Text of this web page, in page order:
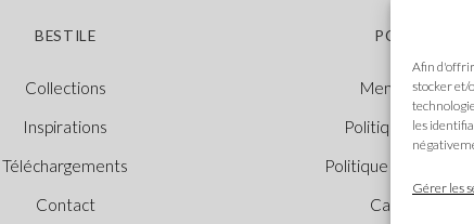
Afin d'offrir
stocker et/
les
Gérer les
BESTILE
Collections
Inspirations
Téléchargements
Contact
POLITIQUES
Mentions
Politique des
Politique de
Canal Éthique